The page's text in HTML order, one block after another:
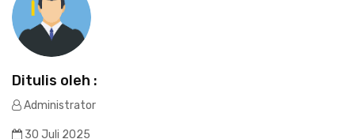
Ditulis oleh :
Administrator
30 Juli 2025